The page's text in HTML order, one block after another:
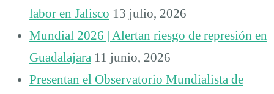
labor en Jalisco 13 julio, 2026
Mundial 2026 | Alertan riesgo de represión en
Guadalajara 11 junio, 2026
Presentan el Observatorio Mundialista de